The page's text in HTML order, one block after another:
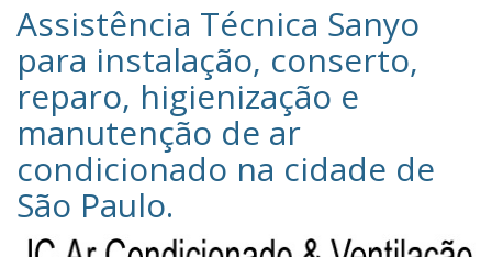
Assistência Técnica Sanyo‎
para instalação, conserto,
reparo, higienização e
manutenção de ar
condicionado na cidade de
São Paulo.